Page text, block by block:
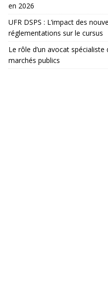
en 2026
UFR DSPS : L’impact des
réglementations sur le cursus
Le rôle d’un avocat
marchés publics